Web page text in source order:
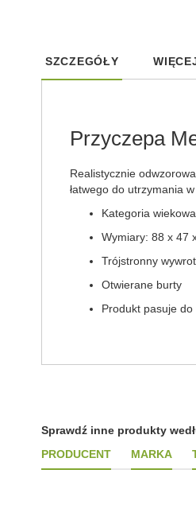
the
beginning
gallery
SZCZEGÓŁY
Przyczepa
Realistycznie
łatwego do utrzymania
Kategoria
Wymiary: 88 x 47
Trójstronny
Otwierane burty
Produkt pasuje
Sprawdź inne produkty
PRODUCENT
MARKA